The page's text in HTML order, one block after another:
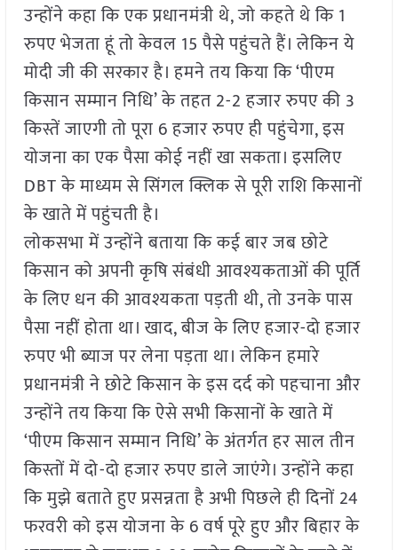
उन्होंने कहा कि एक प्रधानमंत्री थे, जो कहते थे कि 1
रुपए भेजता हूं तो केवल 15 पैसे पहुंचते हैं। लेकिन ये
मोदी जी की सरकार है। हमने तय किया कि ‘पीएम
किसान सम्मान निधि’ के तहत 2-2 हजार रुपए की 3
किस्तें जाएगी तो पूरा 6 हजार रुपए ही पहुंचेगा, इस
योजना का एक पैसा कोई नहीं खा सकता। इसलिए
DBT के माध्यम से सिंगल क्लिक से पूरी राशि किसानों
के खाते में पहुंचती है।
लोकसभा में उन्होंने बताया कि कई बार जब छोटे
किसान को अपनी कृषि संबंधी आवश्यकताओं की पूर्ति
के लिए धन की आवश्यकता पड़ती थी, तो उनके पास
पैसा नहीं होता था। खाद, बीज के लिए हजार-दो हजार
रुपए भी ब्याज पर लेना पड़ता था। लेकिन हमारे
प्रधानमंत्री ने छोटे किसान के इस दर्द को पहचाना और
उन्होंने तय किया कि ऐसे सभी किसानों के खाते में
‘पीएम किसान सम्मान निधि’ के अंतर्गत हर साल तीन
किस्तों में दो-दो हजार रुपए डाले जाएंगे। उन्होंने कहा
कि मुझे बताते हुए प्रसन्नता है अभी पिछले ही दिनों 24
फरवरी को इस योजना के 6 वर्ष पूरे हुए और बिहार के